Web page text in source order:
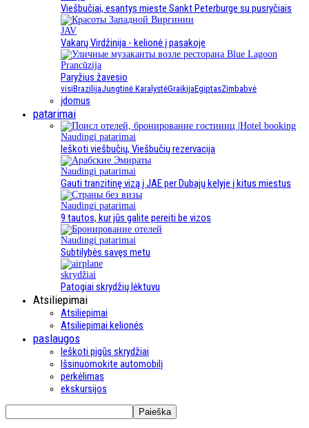
Viešbučiai, esantys mieste Sankt Peterburge su pusryčiais
JAV
Vakarų Virdžinija - kelionė į pasakoje
Prancūzija
Paryžius žavesio
visiBrazilijaJungtinė KaralystėGraikijaEgiptasZimbabvė
įdomus
patarimai
Naudingi patarimai
Ieškoti viešbučių, Viešbučių rezervacija
Naudingi patarimai
Gauti tranzitinę vizą į JAE per Dubajų kelyje į kitus miestus
Naudingi patarimai
9 tautos, kur jūs galite pereiti be vizos
Naudingi patarimai
Subtilybės savęs metu
skrydžiai
Patogiai skrydžių lėktuvu
Atsiliepimai
Atsiliepimai
Atsiliepimai kelionės
paslaugos
Ieškoti pigūs skrydžiai
Išsinuomokite automobilį
perkėlimas
ekskursijos